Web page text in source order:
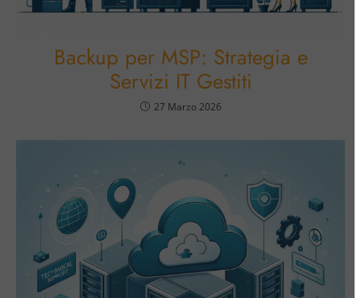
Backup per MSP: Strategia e
Servizi IT Gestiti
27 Marzo 2026